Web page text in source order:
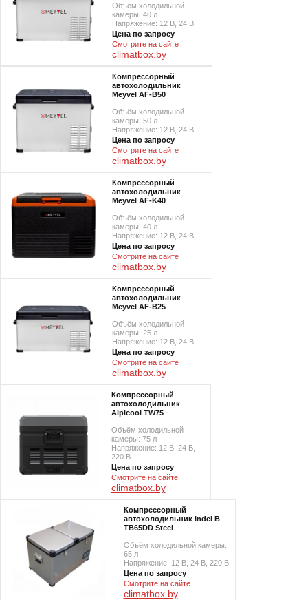
Объём холодильной
камеры: 40 л
Напряжение: 12 В, 24 В
Цена по запросу
Смотрите на сайте
climatbox.by
Компрессорный
автохолодильник
Meyvel AF-B50
Объём холодильной
камеры: 50 л
Напряжение: 12 В, 24 В
Цена по запросу
Смотрите на сайте
climatbox.by
Компрессорный
автохолодильник
Meyvel AF-K40
Объём холодильной
камеры: 40 л
Напряжение: 12 В, 24 В
Цена по запросу
Смотрите на сайте
climatbox.by
Компрессорный
автохолодильник
Meyvel AF-B25
Объём холодильной
камеры: 25 л
Напряжение: 12 В, 24 В
Цена по запросу
Смотрите на сайте
climatbox.by
Компрессорный
автохолодильник
Alpicool TW75
Объём холодильной
камеры: 75 л
Напряжение: 12 В, 24 В,
220 В
Цена по запросу
Смотрите на сайте
climatbox.by
Компрессорный
автохолодильник Indel B
TB65DD Steel
Объём холодильной камеры:
65 л
Напряжение: 12 В, 24 В, 220 В
Цена по запросу
Смотрите на сайте
climatbox.by